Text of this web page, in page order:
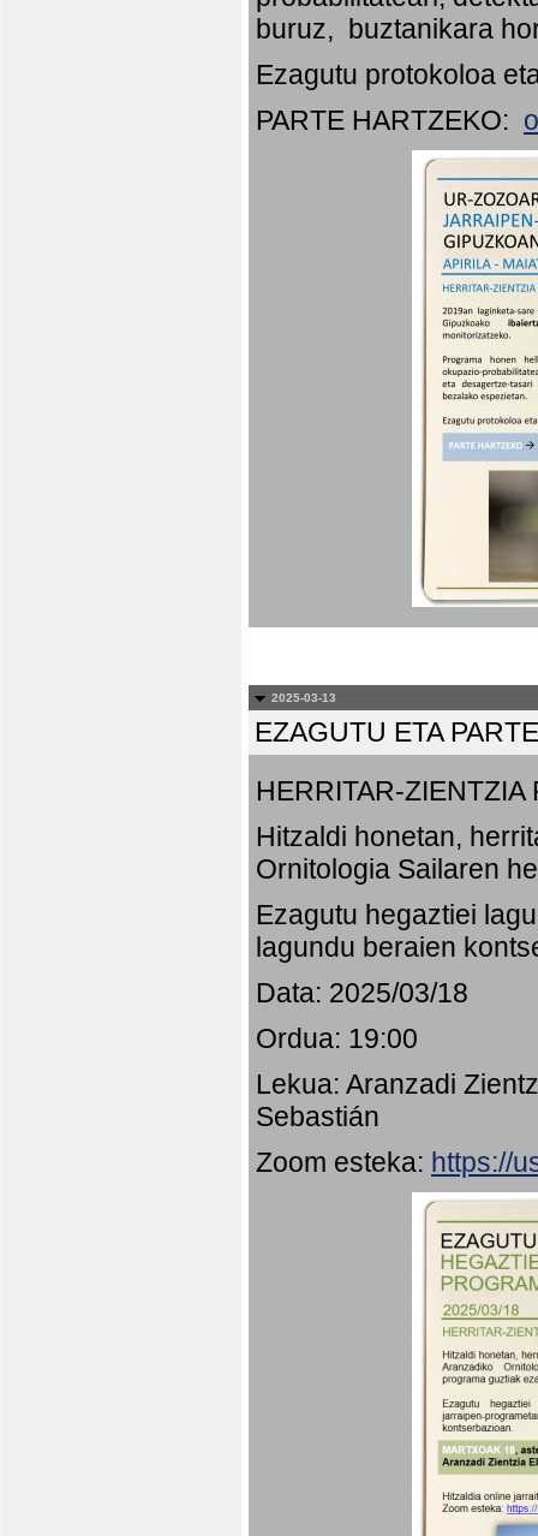
buruz, buztanikara
Ezagutu protokoloa
PARTE HARTZEKO:
2025-03-13
EZAGUTU ETA
HERRITAR-ZIENTZIA
Hitzaldi honetan,
Ornitologia Sailaren
Ezagutu hegaztiei
lagundu beraien
Data: 2025/03/18
Ordua: 19:00
Lekua: Aranzadi
Sebastián
Zoom esteka: https://